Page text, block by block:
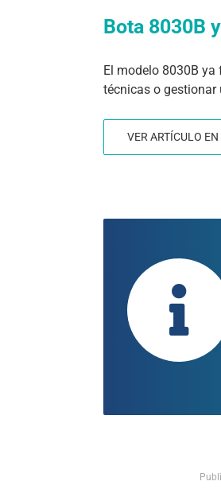
Bota 8030B
El modelo 8030B
técnicas o gestionar
VER ARTÍCULO